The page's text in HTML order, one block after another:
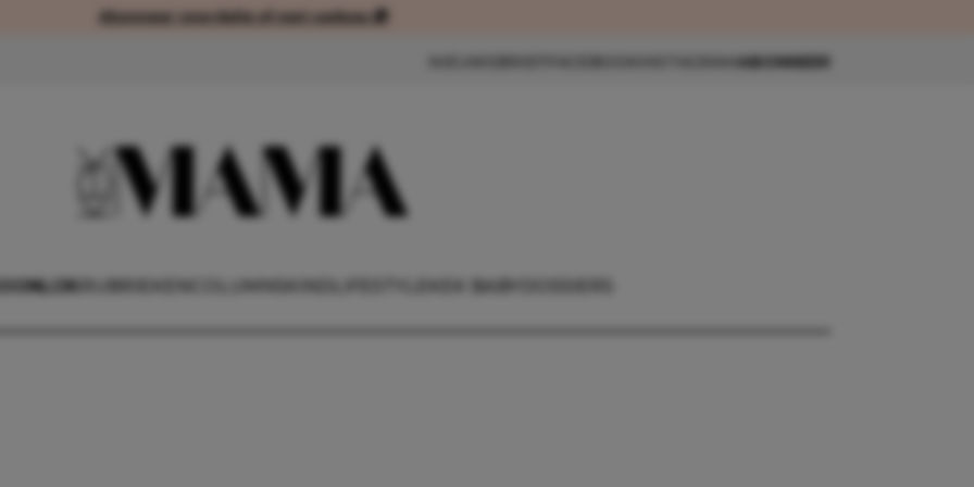
Abonneer voordelig of met cadeau 🎁Abonneer voordelig of met cadeau 🎁
ABONNEER